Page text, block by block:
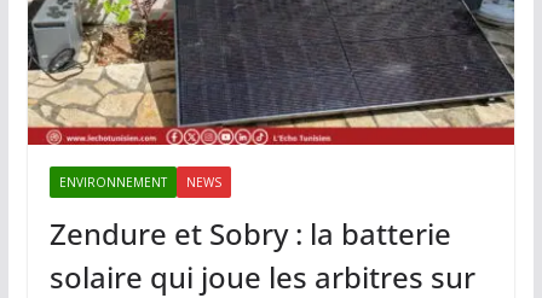
ENVIRONNEMENT NEWS
Zendure et Sobry : la batterie
solaire qui joue les arbitres sur